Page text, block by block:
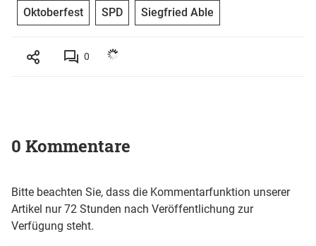
Oktoberfest SPD Siegfried Able
0
0 Kommentare
Bitte beachten Sie, dass die Kommentarfunktion unserer
Artikel nur 72 Stunden nach Veröffentlichung zur
Verfügung steht.